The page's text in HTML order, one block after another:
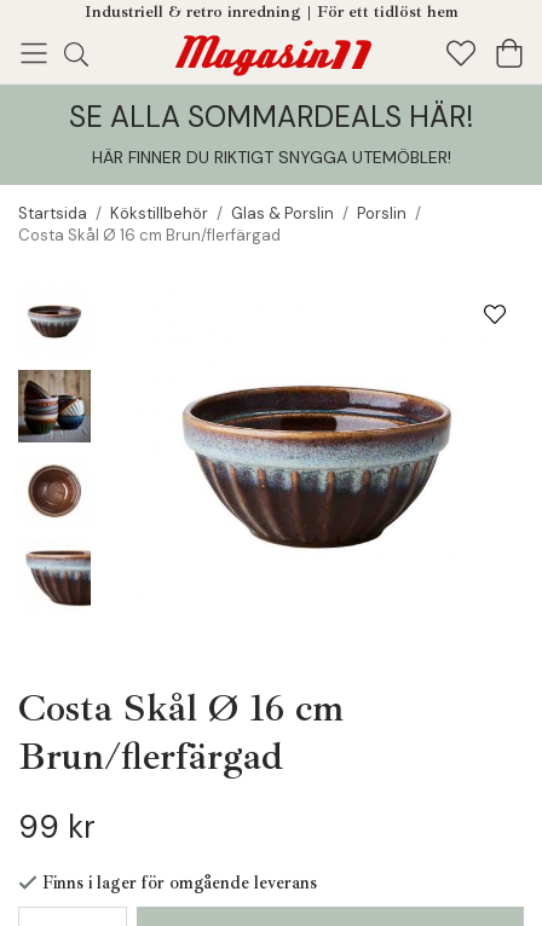
Industriell & retro inredning | För ett tidlöst hem
Enjoy! Tillagt i din varukorg
SE ALLA SOMMARDEALS HÄR!
HÄR FINNER DU RIKTIGT SNYGGA UTEMÖBLER!
Startsida / Kökstillbehör / Glas & Porslin / Porslin /
Costa Skål Ø 16 cm Brun/flerfärgad
Costa Skål Ø 16 cm
Brun/flerfärgad
99 kr
Finns i lager för omgående leverans